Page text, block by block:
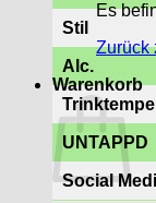
Es
Zurück
Warenkorb
Stil
Alc.
UNTAPPD
Social